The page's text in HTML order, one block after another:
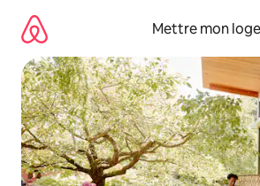
directement
contenu
Mettre mon